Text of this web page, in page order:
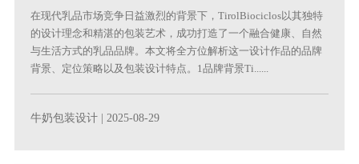
在现代乳品市场竞争日益激烈的背景下，TirolBiociclos以其独特
的设计理念和精湛的包装艺术，成功打造了一个融合健康、自然
与生活方式的乳品品牌。本文将全方位解析这一设计作品的品牌
背景、定位策略以及包装设计特点。1品牌背景Ti......
牛奶包装设计 | 2025-08-29